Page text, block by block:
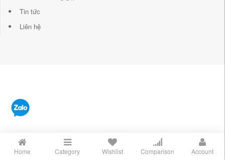
Tin tức
Liên hệ
Home Category Wishlist Comparison Account